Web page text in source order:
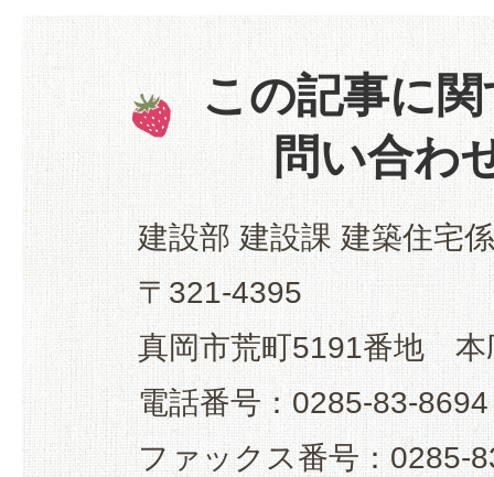
この記事に
問い合わ
建設部 建設課 建築住宅係
〒321-4395
真岡市荒町5191番地 本
電話番号：0285-83-8694
ファックス番号：0285-